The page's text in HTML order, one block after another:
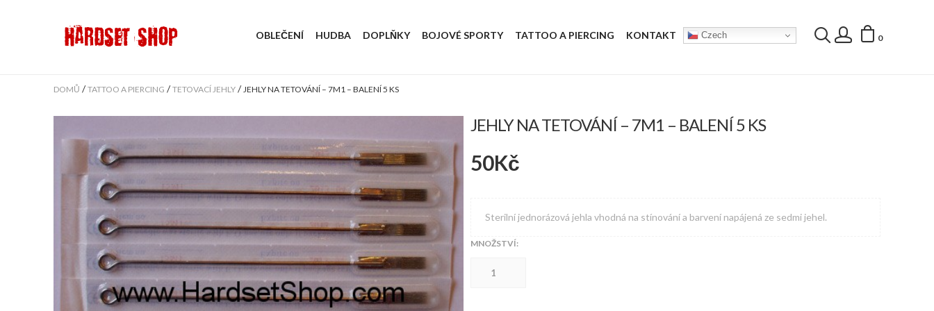
OBLEČENÍ HUDBA DOPLŇKY BOJOVÉ SPORTY TATTOO A PIERCING KONTAKT Czech 0
DOMŮ /TATTOO A PIERCING /TETOVACÍ JEHLY / JEHLY NA TETOVÁNÍ – 7M1 – BALENÍ 5 KS
JEHLY NA TETOVÁNÍ – 7M1 – BALENÍ 5 KS
50Kč
Sterilní jednorázová jehla vhodná na stínování a barvení napájená ze sedmi jehel.
MNOŽSTVÍ: